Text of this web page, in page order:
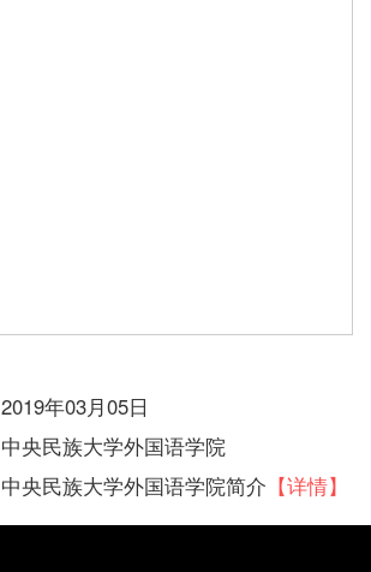
2019年03月05日
中央民族大学外国语学院
中央民族大学外国语学院简介 【详情】